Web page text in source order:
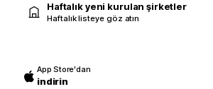
Haftalık yeni kurulan şirketler
Haftalık listeye göz atın
App Store'dan
indirin